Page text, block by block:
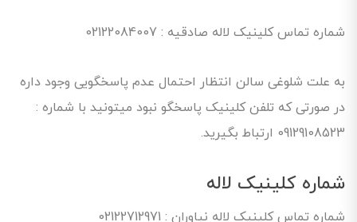
شماره تماس کلینیک لاله صادقیه : 02122084007
به علت شلوغی سالن انتظار احتمال عدم پاسخگویی وجود داره
در صورتی که تلفن کلینیک پاسخگو نبود میتونید با شماره :
09129108523 ارتباط بگیرید.
شماره کلینیک لاله
شماره تماس کلینیک لاله نیاوران : 02122712971